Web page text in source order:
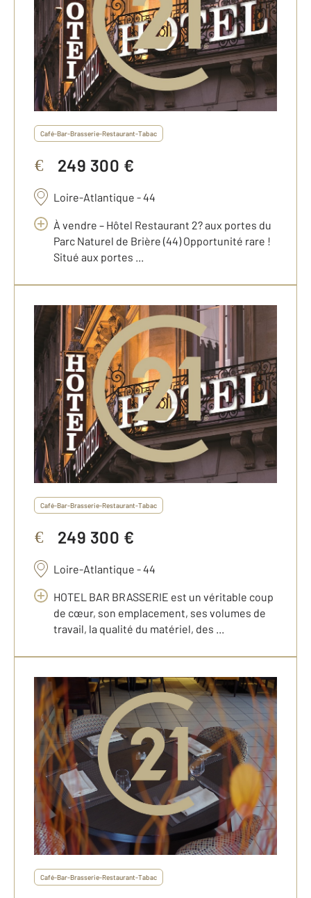
Café-Bar-Brasserie-Restaurant-Tabac
€ 249 300 €
Loire-Atlantique - 44
À vendre – Hôtel Restaurant 2? aux portes du
Parc Naturel de Brière (44) Opportunité rare !
Situé aux portes ...
Café-Bar-Brasserie-Restaurant-Tabac
€ 249 300 €
Loire-Atlantique - 44
HOTEL BAR BRASSERIE est un véritable coup
de cœur, son emplacement, ses volumes de
travail, la qualité du matériel, des ...
Café-Bar-Brasserie-Restaurant-Tabac